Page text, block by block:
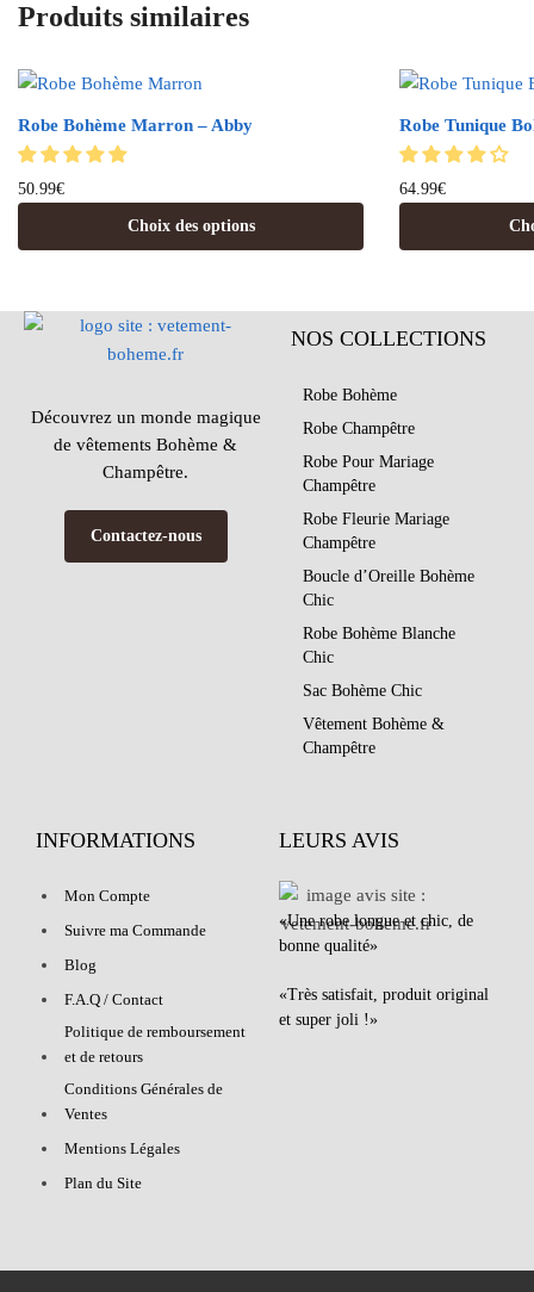
Produits similaires
Robe Bohème Marron – Abby
50.99€
Choix des options
Robe Tunique
64.99€
Découvrez un monde magique
de vêtements Bohème &
Champêtre.
Contactez-nous
NOS COLLECTIONS
Robe Bohème
Robe Champêtre
Robe Pour Mariage
Champêtre
Robe Fleurie Mariage
Champêtre
Boucle d’Oreille Bohème
Chic
Robe Bohème Blanche
Chic
Sac Bohème Chic
Vêtement Bohème &
Champêtre
INFORMATIONS
Mon Compte
Suivre ma Commande
Blog
F.A.Q / Contact
Politique de remboursement
et de retours
Conditions Générales de
Ventes
Mentions Légales
Plan du Site
LEURS AVIS
«Une robe longue et chic, de
bonne qualité»
«Très satisfait, produit original
et super joli !»